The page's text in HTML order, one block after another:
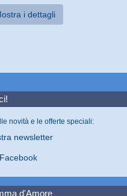
i dettagli
novità e le offerte speciali:
newsletter
d'Amore